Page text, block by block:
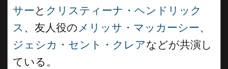
サーと クリスティーナ・ヘンドリック
ス 、友人役の メリッサ・マッカーシー、
ジェシカ・セント・クレアなどが共演し
ている。